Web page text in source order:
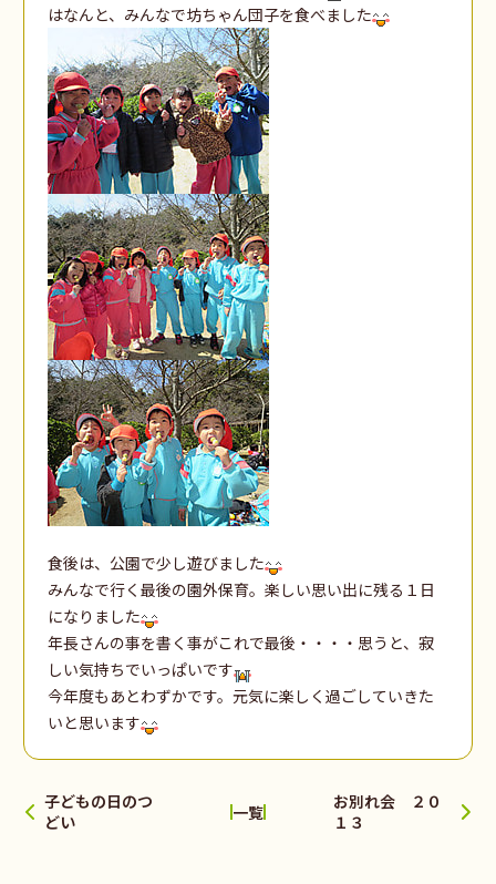
はなんと、みんなで坊ちゃん団子を食べました
食後は、公園で少し遊びました
みんなで行く最後の園外保育。楽しい思い出に残る１日
になりました
年長さんの事を書く事がこれで最後・・・・思うと、寂
しい気持ちでいっぱいです
今年度もあとわずかです。元気に楽しく過ごしていきた
いと思います
子どもの日のつ
どい
一覧
お別れ会 ２０
１３